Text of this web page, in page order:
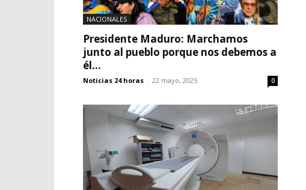
NACIONALES
Presidente Maduro: Marchamos
junto al pueblo porque nos debemos a
él...
Noticias 24 horas - 22 mayo, 2025 0